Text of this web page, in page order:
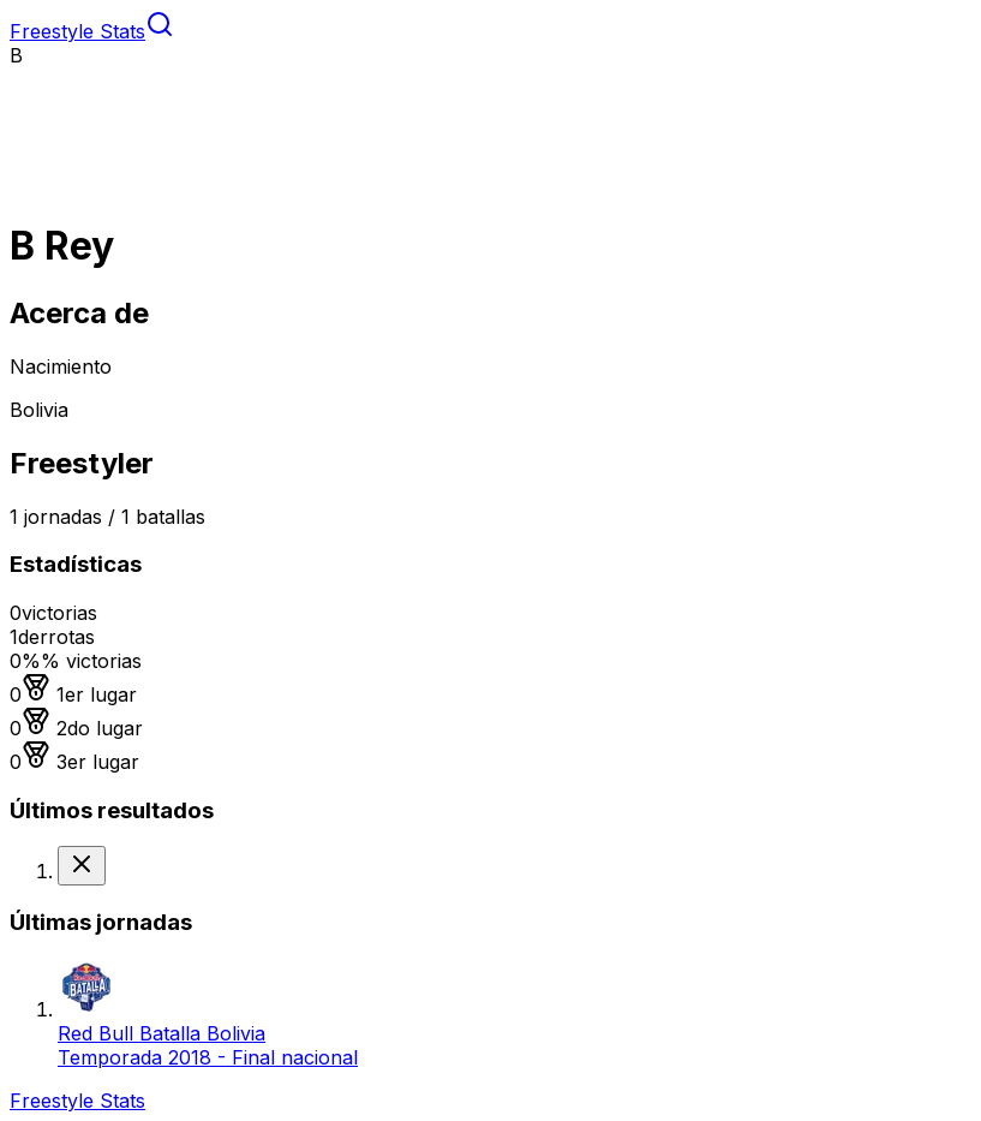
Freestyle Stats
B
B Rey
Acerca de
Nacimiento
Bolivia
Freestyler
1 jornadas / 1 batallas
Estadísticas
0victorias
1derrotas
0%% victorias
0
Medalla de oro
1er lugar
0
Medalla de plata
2do lugar
0
Medalla de bronce
3er lugar
Últimos resultados
Últimas jornadas
Red Bull Batalla Bolivia
Temporada 2018 - Final nacional
Freestyle Stats